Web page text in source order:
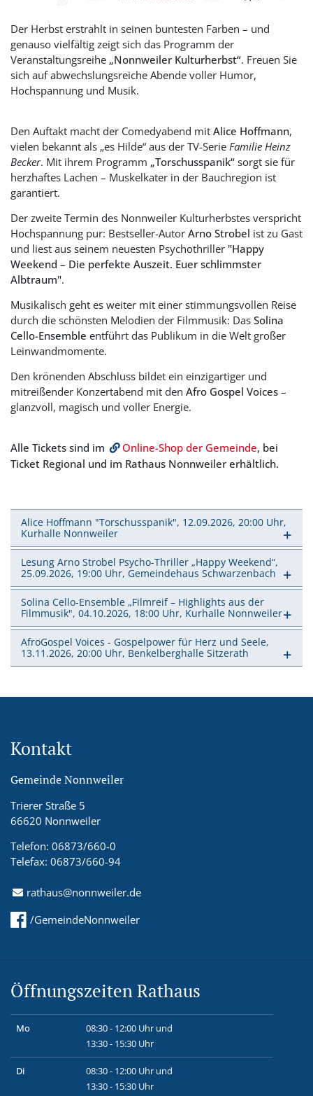
Der Herbst erstrahlt in seinen buntesten Farben – und
genauso vielfältig zeigt sich das Programm der
Veranstaltungsreihe „Nonnweiler Kulturherbst“. Freuen Sie
sich auf abwechslungsreiche Abende voller Humor,
Hochspannung und Musik.
Den Auftakt macht der Comedyabend mit Alice Hoffmann,
vielen bekannt als „es Hilde“ aus der TV-Serie Familie Heinz
Becker. Mit ihrem Programm „Torschusspanik“ sorgt sie für
herzhaftes Lachen – Muskelkater in der Bauchregion ist
garantiert.
Der zweite Termin des Nonnweiler Kulturherbstes verspricht
Hochspannung pur: Bestseller-Autor Arno Strobel ist zu Gast
und liest aus seinem neuesten Psychothriller "Happy
Weekend – Die perfekte Auszeit. Euer schlimmster
Albtraum".
Musikalisch geht es weiter mit einer stimmungsvollen Reise
durch die schönsten Melodien der Filmmusik: Das Solina
Cello-Ensemble entführt das Publikum in die Welt großer
Leinwandmomente.
Den krönenden Abschluss bildet ein einzigartiger und
mitreißender Konzertabend mit den Afro Gospel Voices –
glanzvoll, magisch und voller Energie.
Alle Tickets sind im Online-Shop der Gemeinde, bei
Ticket Regional und im Rathaus Nonnweiler erhältlich.
Alice Hoffmann "Torschusspanik", 12.09.2026, 20:00 Uhr,
Kurhalle Nonnweiler
Lesung Arno Strobel Psycho-Thriller „Happy Weekend“,
25.09.2026, 19:00 Uhr, Gemeindehaus Schwarzenbach
Solina Cello-Ensemble „Filmreif – Highlights aus der
Filmmusik", 04.10.2026, 18:00 Uhr, Kurhalle Nonnweiler
AfroGospel Voices - Gospelpower für Herz und Seele,
13.11.2026, 20:00 Uhr, Benkelberghalle Sitzerath
Kontakt
Gemeinde Nonnweiler
Trierer Straße 5
66620 Nonnweiler
Telefon: 06873/660-0
Telefax: 06873/660-94
rathaus@nonnweiler.de
/GemeindeNonnweiler
Öffnungszeiten Rathaus
Mo
08:30 - 12:00 Uhr und
13:30 - 15:30 Uhr
Di
08:30 - 12:00 Uhr und
13:30 - 15:30 Uhr